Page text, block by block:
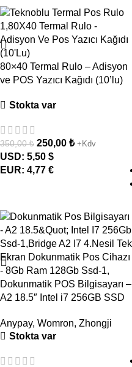
80×40 Termal Rulo – Adisyon
ve POS Yazıcı Kağıdı (10’lu)
Stokta var
350,00₺ 250,00 ₺ +Kdv
USD: 5,50 $
EUR: 4,77 €
Dokunmatik POS Bilgisayarı –
A2 18.5″ Intel i7 256GB SSD
Anypay, Womron, Zhongji
Stokta var